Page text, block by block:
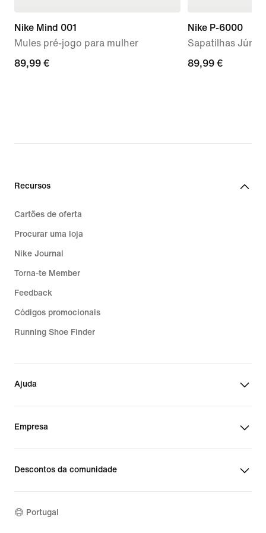
Nike Mind 001
Mules pré-jogo para mulher
89,99
89,99 €
Nike P-6000
Sapatilhas Júnior
89,99
89,99 €
Recursos
Cartões de oferta
Procurar uma loja
Nike Journal
Torna-te Member
Feedback
Códigos promocionais
Running Shoe Finder
Ajuda
Empresa
Descontos da comunidade
Portugal